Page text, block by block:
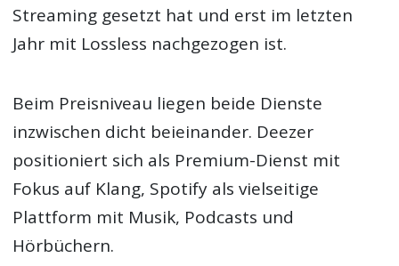
Streaming gesetzt hat und erst im letzten
Jahr mit Lossless nachgezogen ist.
Beim Preisniveau liegen beide Dienste
inzwischen dicht beieinander. Deezer
positioniert sich als Premium-Dienst mit
Fokus auf Klang, Spotify als vielseitige
Plattform mit Musik, Podcasts und
Hörbüchern.